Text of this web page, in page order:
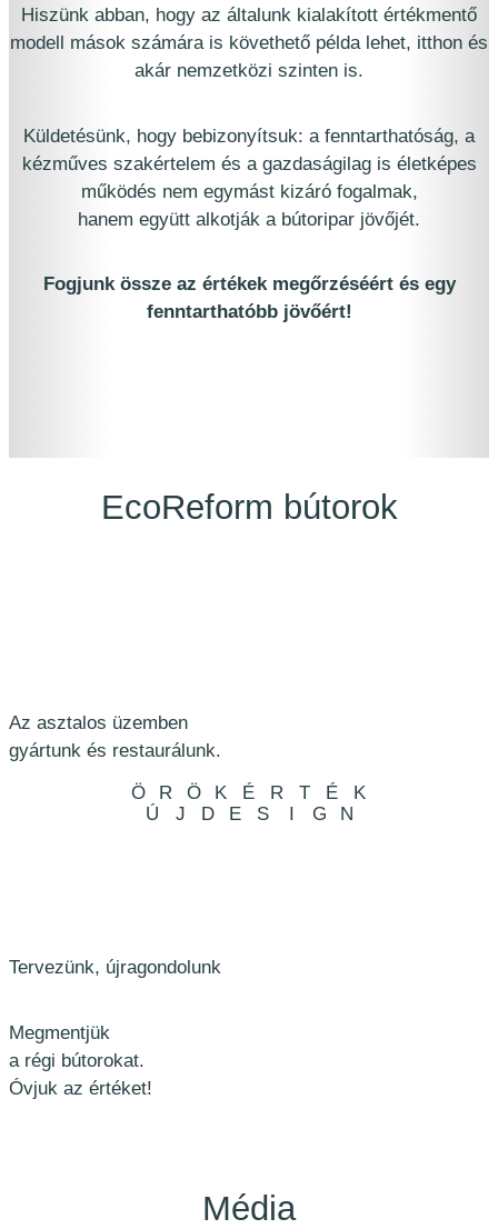
Hiszünk abban, hogy az általunk kialakított értékmentő
modell mások számára is követhető példa lehet, itthon és
akár nemzetközi szinten is.
Küldetésünk, hogy bebizonyítsuk: a fenntarthatóság, a
kézműves szakértelem és a gazdaságilag is életképes
működés nem egymást kizáró fogalmak,
hanem együtt alkotják a bútoripar jövőjét.
Fogjunk össze az értékek megőrzéséért és egy
fenntarthatóbb jövőért!
EcoReform bútorok
Az asztalos üzemben
gyártunk és restaurálunk.
ÖRÖK
ÉRTÉK
ÚJ
DESIGN
Tervezünk, újragondolunk
Megmentjük
a régi bútorokat.
Óvjuk az értéket!
Média